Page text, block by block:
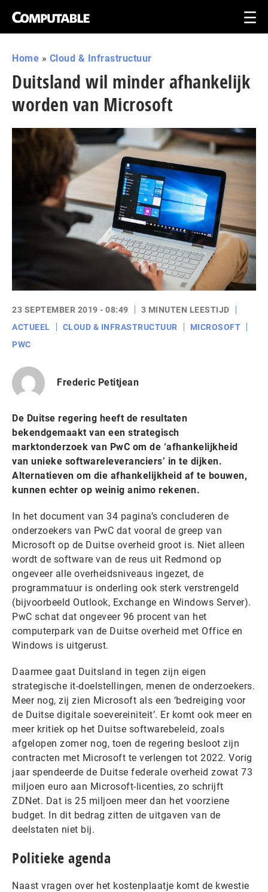
Home » Cloud & Infrastructuur
Duitsland wil minder afhankelijk
worden van Microsoft
23 SEPTEMBER 2019 - 08:49
3 MINUTEN LEESTIJD
ACTUEEL
CLOUD & INFRASTRUCTUUR
MICROSOFT
PWC
Frederic Petitjean
De Duitse regering heeft de resultaten
bekendgemaakt van een strategisch
marktonderzoek van PwC om de ‘afhankelijkheid
van unieke softwareleveranciers’ in te dijken.
Alternatieven om die afhankelijkheid af te bouwen,
kunnen echter op weinig animo rekenen.
In het document van 34 pagina’s concluderen de
onderzoekers van PwC dat vooral de greep van
Microsoft op de Duitse overheid groot is. Niet alleen
wordt de software van de reus uit Redmond op
ongeveer alle overheidsniveaus ingezet, de
programmatuur is onderling ook sterk verstrengeld
(bijvoorbeeld Outlook, Exchange en Windows Server).
PwC schat dat ongeveer 96 procent van het
computerpark van de Duitse overheid met Office en
Windows is uitgerust.
Daarmee gaat Duitsland in tegen zijn eigen
strategische it-doelstellingen, menen de onderzoekers.
Meer nog, zij zien Microsoft als een ‘bedreiging voor
de Duitse digitale soevereiniteit’. Er komt ook meer en
meer kritiek op het Duitse softwarebeleid, zoals
afgelopen zomer nog, toen de regering besloot zijn
contracten met Microsoft te verlengen tot 2022. Vorig
jaar spendeerde de Duitse federale overheid zowat 73
miljoen euro aan Microsoft-licenties, zo schrijft
ZDNet. Dat is 25 miljoen meer dan het voorziene
budget. In dit bedrag zitten de uitgaven van de
deelstaten niet bij.
Politieke agenda
Naast vragen over het kostenplaatje komt de kwestie